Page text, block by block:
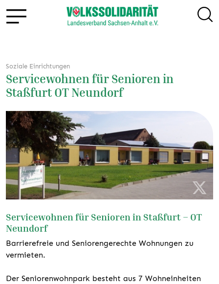
Soziale Einrichtungen
Servicewohnen für Senioren in
Staßfurt OT Neundorf
Servicewohnen für Senioren in Staßfurt – OT
Neundorf
Barrierefreie und Seniorengerechte Wohnungen zu
vermieten.
Der Seniorenwohnpark besteht aus 7 Wohneinheiten